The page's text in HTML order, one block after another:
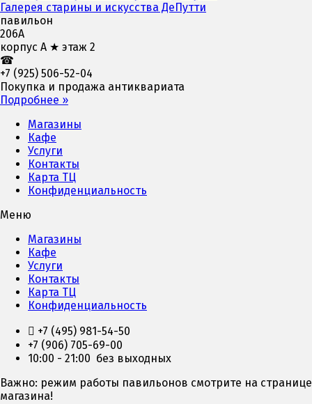
Галерея старины и искусства ДеПутти
павильон
206А
корпус А ★ этаж 2
☎
+7 (925) 506-52-04
Покупка и продажа антиквариата
Подробнее »
Магазины
Кафе
Услуги
Контакты
Карта ТЦ
Конфиденциальность
Меню
Магазины
Кафе
Услуги
Контакты
Карта ТЦ
Конфиденциальность
+7 (495) 981-54-50
+7 (906) 705-69-00
10:00 - 21:00 без выходных
Важно: режим работы павильонов смотрите на странице
магазина!